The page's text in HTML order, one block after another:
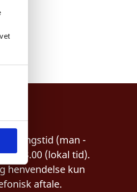
åbningstid (man -
– 13.00 (lokal tid).
henvendelse kun
aftale.